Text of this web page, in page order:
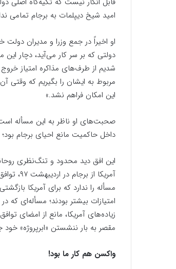
امید شیخ دیپلمات به برجام تمامی
دولتی که بر سر کار می‌آید، دچار
شدیم از طرف‌های مذاکره امتیاز
مربوط به ایشان را بگیریم که وقتی
این امکان فراهم نشد.»
صحبت‌های او ناظر به این مسأله
داخل حاکمیت مانع احیای برجام
این افق دید محدود و تنگ‌نظری
آمریکا
امتیازات بیشتر بودند؛ مسأله‌ای
زیاده‌های آمریکا، مانع از امضای
مقصر به بار ننشستن «ابرپروژه»
واکسن هم کار ما بود!